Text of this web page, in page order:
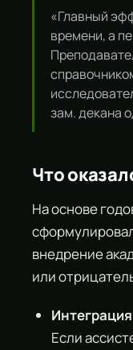
«Главный
времени, а
зам. декана
Что
На основе
внедрение
или
Если